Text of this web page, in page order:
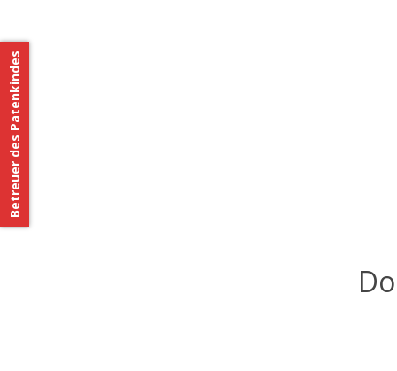
Betreuer des Patenkindes